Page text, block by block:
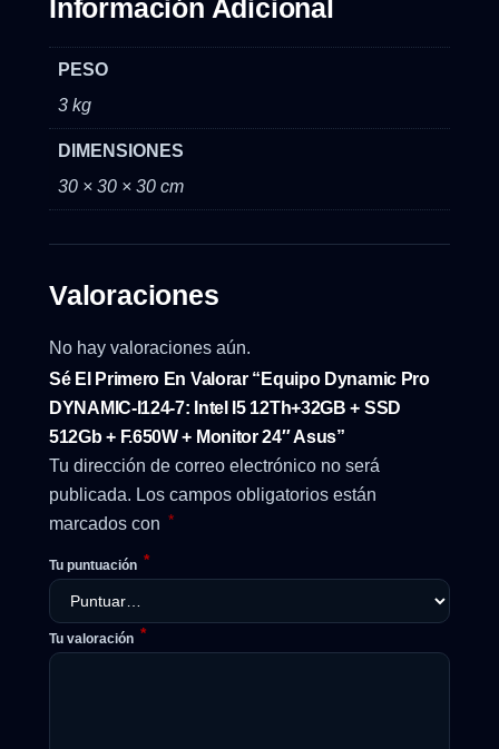
Información Adicional
PESO
3 kg
DIMENSIONES
30 × 30 × 30 cm
Valoraciones
No hay valoraciones aún.
Sé El Primero En Valorar “Equipo Dynamic Pro
DYNAMIC-I124-7: Intel I5 12Th+32GB + SSD
512Gb + F.650W + Monitor 24″ Asus”
Tu dirección de correo electrónico no será
publicada. Los campos obligatorios están
marcados con *
Tu puntuación *
Tu valoración *